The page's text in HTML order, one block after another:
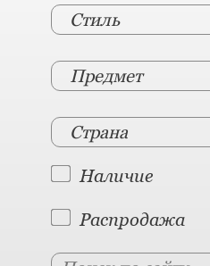
Стиль
Предмет
Страна
Наличие
Распродажа